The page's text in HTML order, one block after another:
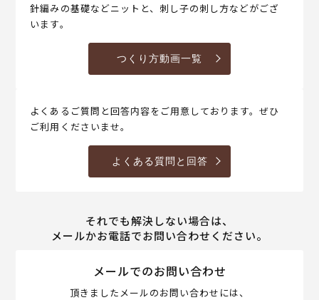
針編みの基礎などニットと、刺し子の刺し方などがござ
います。
つくり方動画一覧
よくあるご質問と回答内容をご用意しております。ぜひ
ご利用くださいませ。
よくある質問と回答
それでも解決しない場合は、
メールかお電話でお問い合わせください。
メールでのお問い合わせ
頂きましたメールのお問い合わせには、